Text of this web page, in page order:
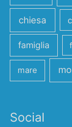
chiesa
famiglia
mare
Social